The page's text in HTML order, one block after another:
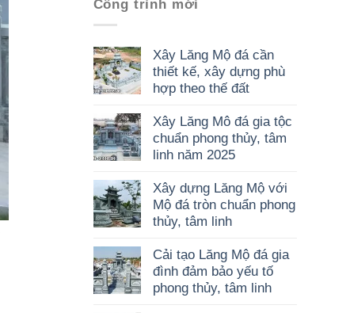
Công trình mới
Xây Lăng Mộ đá cần
thiết kế, xây dựng phù
hợp theo thế đất
Xây Lăng Mô đá gia tộc
chuẩn phong thủy, tâm
linh năm 2025
Xây dựng Lăng Mộ với
Mộ đá tròn chuẩn phong
thủy, tâm linh
Cải tạo Lăng Mộ đá gia
đình đảm bảo yếu tố
phong thủy, tâm linh